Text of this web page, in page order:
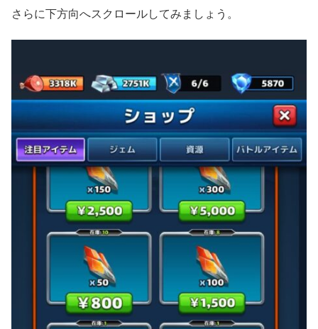
さらに下方向へスクロールしてみましょう。